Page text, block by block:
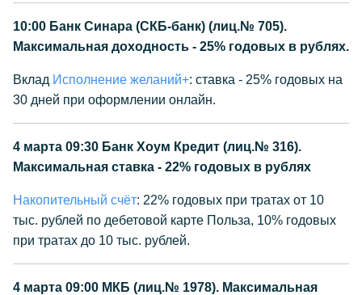
10:00 Банк Синара (СКБ-банк) (лиц.№ 705).
Максимальная доходность - 25% годовых в рублях.
Вклад Исполнение желаний+: ставка - 25% годовых на
30 дней при оформлении онлайн.
4 марта 09:30 Банк Хоум Кредит (лиц.№ 316).
Максимальная ставка - 22% годовых в рублях
Накопительный счёт: 22% годовых при тратах от 10
тыс. рублей по дебетовой карте Польза, 10% годовых
при тратах до 10 тыс. рублей.
4 марта 09:00 МКБ (лиц.№ 1978). Максимальная